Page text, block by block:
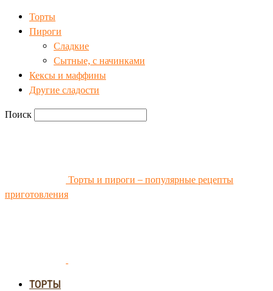
Торты
Пироги
Сладкие
Сытные, с начинками
Кексы и маффины
Другие сладости
Поиск
Торты и пироги – популярные рецепты
приготовления
ТОРТЫ